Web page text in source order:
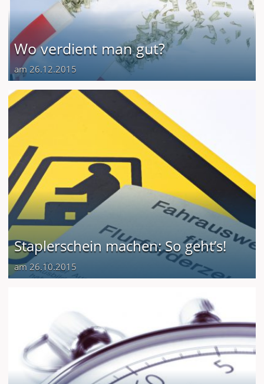
Wo verdient man gut?
am 26.12.2015
Staplerschein machen: So geht’s!
am 26.10.2015